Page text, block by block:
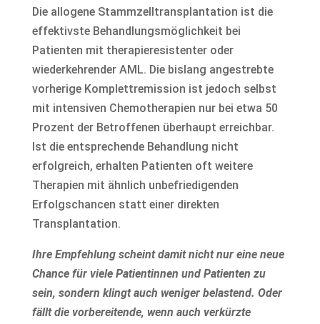
Die allogene Stammzelltransplantation ist die
effektivste Behandlungsmöglichkeit bei
Patienten mit therapieresistenter oder
wiederkehrender AML. Die bislang angestrebte
vorherige Komplettremission ist jedoch selbst
mit intensiven Chemotherapien nur bei etwa 50
Prozent der Betroffenen überhaupt erreichbar.
Ist die entsprechende Behandlung nicht
erfolgreich, erhalten Patienten oft weitere
Therapien mit ähnlich unbefriedigenden
Erfolgschancen statt einer direkten
Transplantation.
Ihre Empfehlung scheint damit nicht nur eine neue
Chance für viele Patientinnen und Patienten zu
sein, sondern klingt auch weniger belastend. Oder
fällt die vorbereitende, wenn auch verkürzte